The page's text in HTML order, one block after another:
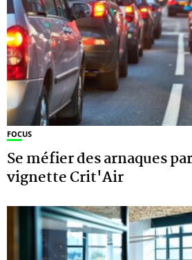
FOCUS
Se méfier des arnaques
vignette Crit'Air